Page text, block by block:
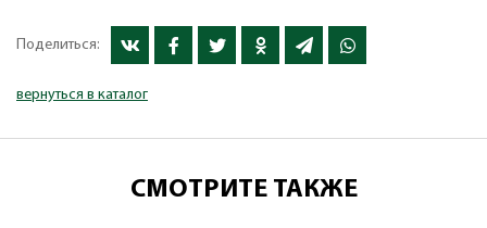
Поделиться:
вернуться в каталог
СМОТРИТЕ ТАКЖЕ